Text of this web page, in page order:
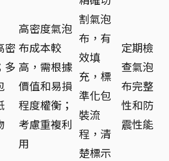
密
多
高密度氣泡
布成本較
高，需根據
價值和易損
程度權衡；
考慮重複利
用
割氣泡
布，有
效填
充，標
準化包
裝流
程，清
楚標示
定期檢
查氣泡
布完整
性和防
震性能